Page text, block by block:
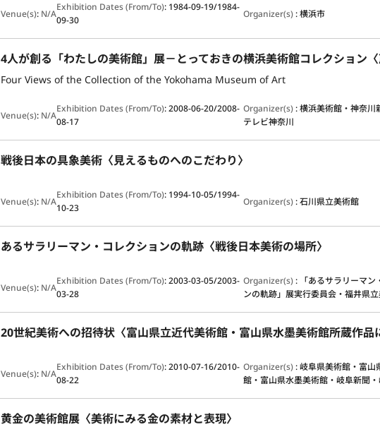
Venue(s): N/A
Exhibition Dates (From/To): 1984-09-19/1984-
09-30
Organizer(s):横浜市
Four Views of the Collection of the Yokohama Museum of Art
Venue(s): N/A
Exhibition Dates (From/To):2008-06-20/2008-
08-17
Organizer(s):横浜美術館・神奈川
テレビ神奈川
戦後日本の具象美術〈見えるものへのこだわり〉
Venue(s): N/A
Exhibition Dates (From/To): 1994-10-05/1994-
10-23
Organizer(s):石川県立美術館
あるサラリーマン・コレクションの軌跡〈戦後日本美術の場所〉
Venue(s): N/A
Exhibition Dates (From/To):2003-03-05/2003-
03-28
Organizer(s): 「あるサラリーマン
ンの軌跡」展実行委員会・福井県
Venue(s): N/A
Exhibition Dates (From/To):2010-07-16/2010-
08-22
Organizer(s):岐阜県美術館・富山
館・富山県水墨美術館・岐阜新聞
黄金の美術館展〈美術にみる金の素材と表現〉